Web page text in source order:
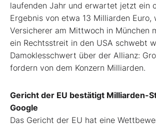
laufenden Jahr und erwartet jetzt ein
Ergebnis von etwa 13 Milliarden Euro,
Versicherer am Mittwoch in München
ein Rechtsstreit in den USA schwebt
Damoklesschwert über der Allianz:
fordern von dem Konzern Milliarden.
Gericht der EU bestätigt Milliarden-
Google
Das Gericht der EU hat eine